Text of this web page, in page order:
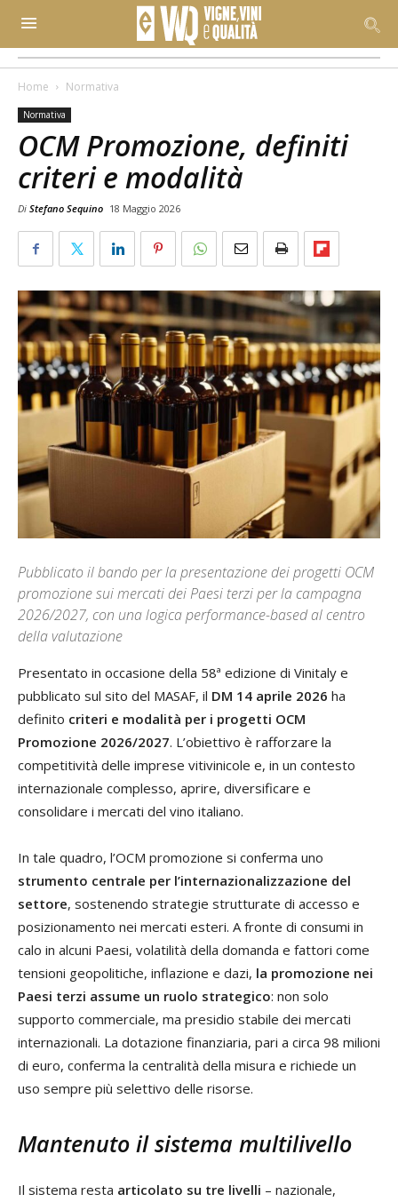
Home Normativa
Normativa
OCM Promozione, definiti
criteri e modalità
Di Stefano Sequino 18 Maggio 2026
Pubblicato il bando per la presentazione dei progetti OCM
promozione sui mercati dei Paesi terzi per la campagna
2026/2027, con una logica performance-based al centro
della valutazione
Presentato in occasione della 58ª edizione di Vinitaly e
pubblicato sul sito del MASAF, il DM 14 aprile 2026 ha
definito criteri e modalità per i progetti OCM
Promozione 2026/2027. L’obiettivo è rafforzare la
competitività delle imprese vitivinicole e, in un contesto
internazionale complesso, aprire, diversificare e
consolidare i mercati del vino italiano.
In tale quadro, l’OCM promozione si conferma uno
strumento centrale per l’internazionalizzazione del
settore, sostenendo strategie strutturate di accesso e
posizionamento nei mercati esteri. A fronte di consumi in
calo in alcuni Paesi, volatilità della domanda e fattori come
tensioni geopolitiche, inflazione e dazi, la promozione nei
Paesi terzi assume un ruolo strategico: non solo
supporto commerciale, ma presidio stabile dei mercati
internazionali. La dotazione finanziaria, pari a circa 98 milioni
di euro, conferma la centralità della misura e richiede un
uso sempre più selettivo delle risorse.
Mantenuto il sistema multilivello
Il sistema resta articolato su tre livelli – nazionale,